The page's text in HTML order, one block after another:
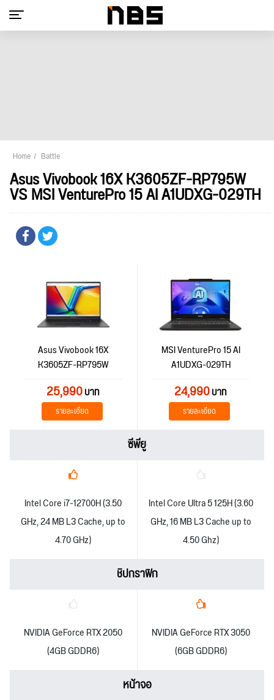
Home Battle
Asus Vivobook 16X K3605ZF-RP795W
VS MSI VenturePro 15 AI A1UDXG-029TH
Asus Vivobook 16X
K3605ZF-RP795W
25,990บาท
รายละเอียด
MSI VenturePro 15 AI
A1UDXG-029TH
24,990บาท
รายละเอียด
ซีพียู
Intel Core i7-12700H (3.50
GHz, 24 MB L3 Cache, up to
4.70 GHz)
Intel Core Ultra 5 125H (3.60
GHz, 16 MB L3 Cache up to
4.50 Ghz)
ชิปกราฟิก
NVIDIA GeForce RTX 2050
(4GB GDDR6)
NVIDIA GeForce RTX 3050
(6GB GDDR6)
หน้าจอ